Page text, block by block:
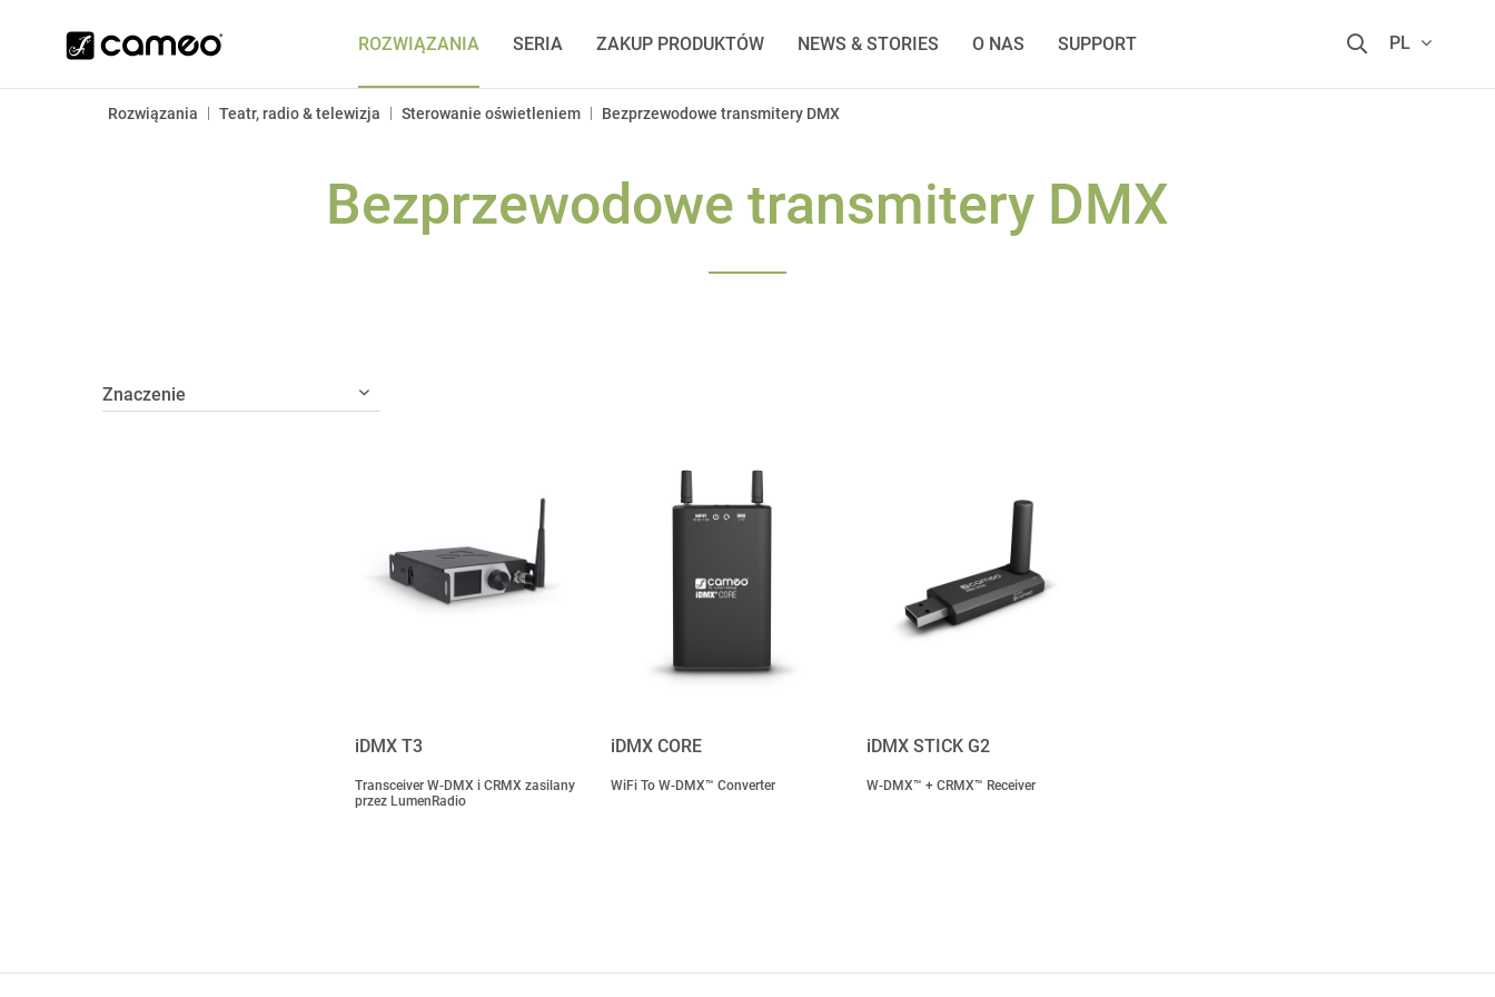
ROZWIĄZANIA SERIA ZAKUP PRODUKTÓW NEWS & STORIES O NAS SUPPORT PL
Rozwiązania | Teatr, radio & telewizja | Sterowanie oświetleniem | Bezprzewodowe transmitery DMX
Bezprzewodowe transmitery DMX
iDMX T3
Transceiver W-DMX i CRMX zasilany
przez LumenRadio
iDMX CORE
WiFi To W-DMX™ Converter
iDMX STICK G2
W-DMX™ + CRMX™ Receiver